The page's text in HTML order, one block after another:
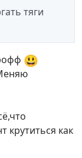
тяги
😃
крутиться как